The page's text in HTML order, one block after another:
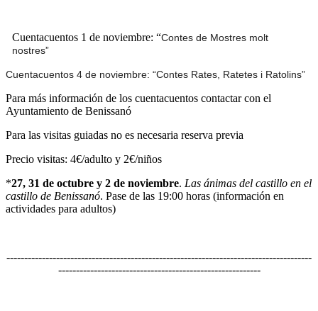
Cuentacuentos 1 de noviembre: “Contes de Mostres molt
nostres”
Cuentacuentos 4 de noviembre: “Contes Rates, Ratetes i Ratolins”
Para más información de los cuentacuentos contactar con el
Ayuntamiento de Benissanó
Para las visitas guiadas no es necesaria reserva previa
Precio visitas: 4€/adulto y 2€/niños
*27, 31 de octubre y 2 de noviembre. Las ánimas del castillo en el
castillo de Benissanó. Pase de las 19:00 horas (información en
actividades para adultos)
--------------------------------------------------------------------------------------
---------------------------------------------------------